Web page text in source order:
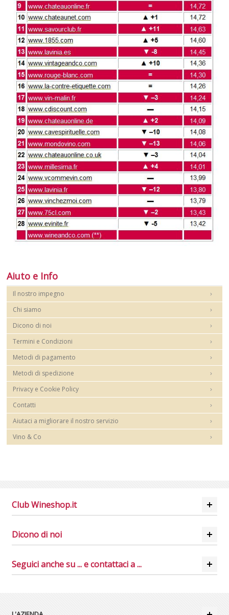
Aiuto e Info
Il nostro impegno
Chi siamo
Dicono di noi
Termini e Condizioni
Metodi di pagamento
Metodi di spedizione
Privacy e Cookie Policy
Contatti
Aiutaci a migliorare il nostro servizio
Vino & Co
Club Wineshop.it
Dicono di noi
Seguici anche su ... e contattaci a ...